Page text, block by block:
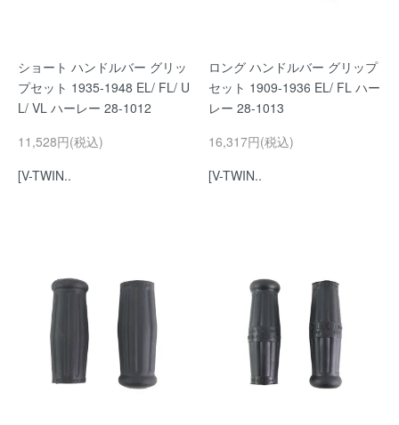
ショート ハンドルバー グリッ
プセット 1935-1948 EL/ FL/ U
L/ VL ハーレー 28-1012
11,528円(税込)
[V-TWIN..
ロング ハンドルバー グリップ
セット 1909-1936 EL/ FL ハー
レー 28-1013
16,317円(税込)
[V-TWIN..